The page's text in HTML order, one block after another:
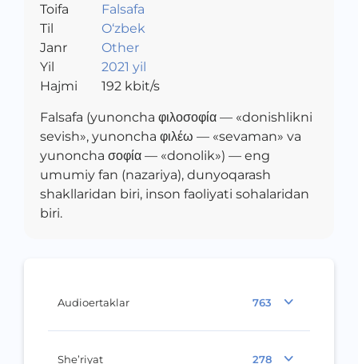
Audioertaklar 763
She’riyat 278
Toifa
Falsafa
Til
O‘zbek
Janr
Other
Yil
2021 yil
Hajmi
192 kbit/s
Falsafa (yunoncha φιλοσοφία — «donishlikni
sevish», yunoncha φιλέω — «sevaman» va
yunoncha σοφία — «donolik») — eng
umumiy fan (nazariya), dunyoqarash
shakllaridan biri, inson faoliyati sohalaridan
biri.